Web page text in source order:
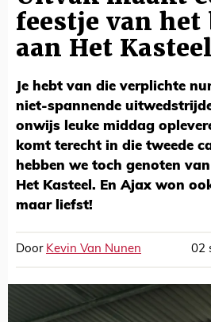
feestje van het
aan Het
Je hebt van die verplichte
niet-spannende
onwijs leuke middag
komt terecht in die tweede
hebben we toch genoten
Het Kasteel. En Ajax won
maar liefst!
Door Kevin Van Nunen 02